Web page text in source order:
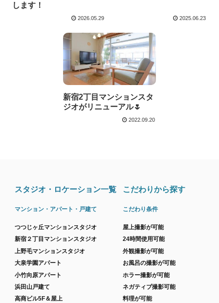
します！
2026.05.29 2025.06.23
新宿2丁目マンションスタ
ジオがリニューアル🌷
2022.09.20
スタジオ・ロケーション一覧
マンション・アパート・戸建て
つつじヶ丘マンションスタジオ
新宿２丁目マンションスタジオ
上野毛マンションスタジオ
大泉学園アパート
小竹向原アパート
浜田山戸建て
高商ビル5F＆屋上
こだわりから探す
こだわり条件
屋上撮影が可能
24時間使用可能
外観撮影が可能
お風呂の撮影が可能
ホラー撮影が可能
ネガティブ撮影可能
料理が可能